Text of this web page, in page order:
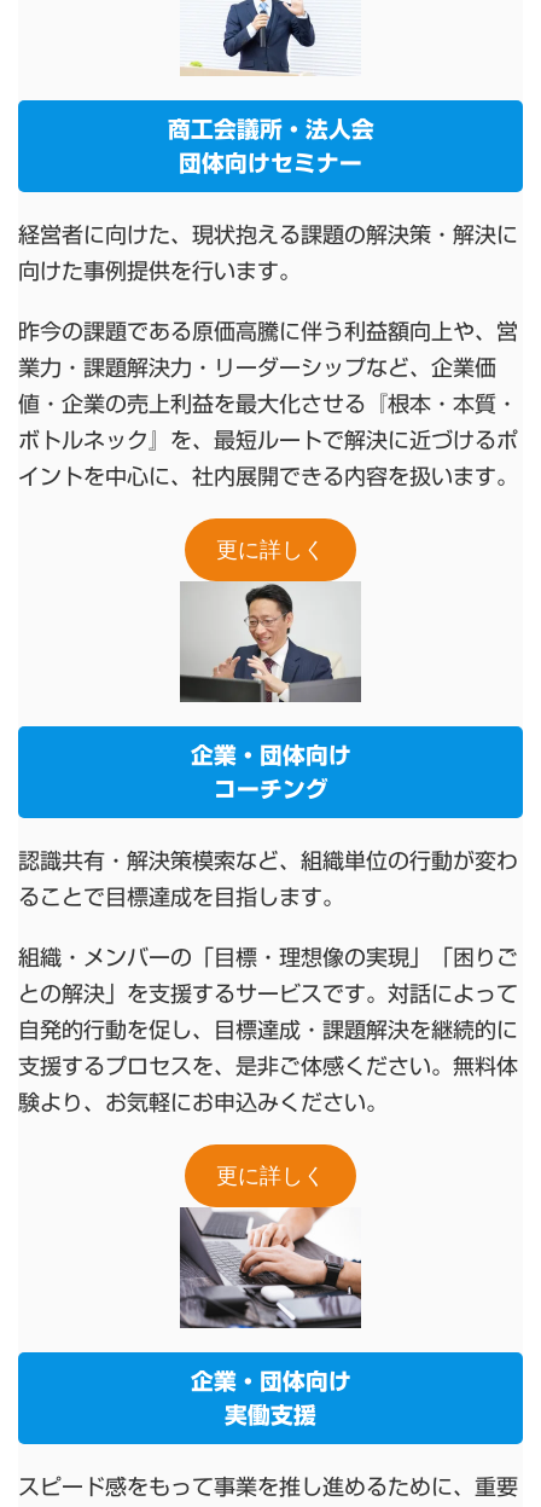
商工会議所・法人会
団体向けセミナー
経営者に向けた、現状抱える課題の解決策・解決に
向けた事例提供を行います。
昨今の課題である原価高騰に伴う利益額向上や、営
業力・課題解決力・リーダーシップなど、企業価
値・企業の売上利益を最大化させる『根本・本質・
ボトルネック』を、最短ルートで解決に近づけるポ
イントを中心に、社内展開できる内容を扱います。
更に詳しく
企業・団体向け
コーチング
認識共有・解決策模索など、組織単位の行動が変わ
ることで目標達成を目指します。
組織・メンバーの「目標・理想像の実現」「困りご
との解決」を支援するサービスです。対話によって
自発的行動を促し、目標達成・課題解決を継続的に
支援するプロセスを、是非ご体感ください。無料体
験より、お気軽にお申込みください。
更に詳しく
企業・団体向け
実働支援
スピード感をもって事業を推し進めるために、重要